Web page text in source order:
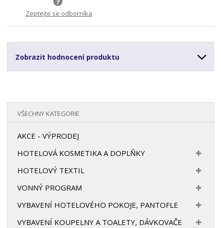
Zeptejte se odborníka
Zobrazit hodnocení produktu
VŠECHNY KATEGORIE
AKCE - VÝPRODEJ
HOTELOVÁ KOSMETIKA A DOPLŇKY
HOTELOVÝ TEXTIL
VONNÝ PROGRAM
VYBAVENÍ HOTELOVÉHO POKOJE, PANTOFLE
VYBAVENÍ KOUPELNY A TOALETY, DÁVKOVAČE